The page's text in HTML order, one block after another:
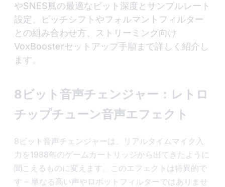
やSNES風の最適なビット深度とサンプルレート
設定、ピッチシフトやフォルマントフィルター
との組み合わせ方、ストリーミング向け
VoxBoosterセットアップ手順まで詳しく紹介し
ます。
8ビット音声チェンジャー：レトロ
チップチューン音声エフェクト
8ビット音声チェンジャーは、リアルタイムマイク入
力を1988年のゲームカートリッジから出てきたように
聞こえるものに変えます。このエフェクトは特異的で
す – 単なる高い声やロボットフィルターではありませ